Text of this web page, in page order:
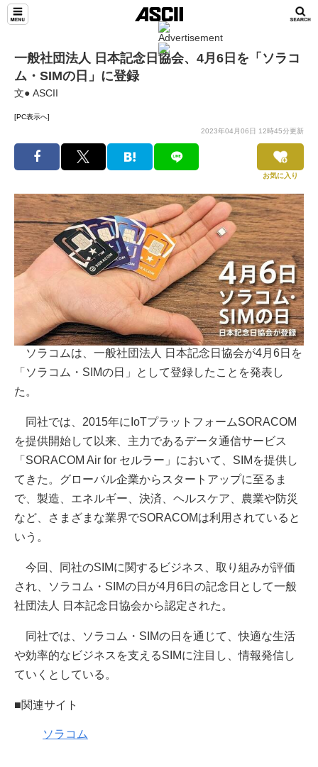
一般社団法人 日本記念日協会、4月6日を「ソラコ
ム・SIMの日」に登録
文● ASCII
[PC表示へ]
2023年04月06日 12時45分更新
お気に入り
ソラコムは、一般社団法人 日本記念日協会が4月6日を
「ソラコム・SIMの日」として登録したことを発表し
た。
同社では、2015年にIoTプラットフォームSORACOM
を提供開始して以来、主力であるデータ通信サービス
「SORACOM Air for セルラー」において、SIMを提供し
てきた。グローバル企業からスタートアップに至るま
で、製造、エネルギー、決済、ヘルスケア、農業や防災
など、さまざまな業界でSORACOMは利用されていると
いう。
今回、同社のSIMに関するビジネス、取り組みが評価
され、ソラコム・SIMの日が4月6日の記念日として一般
社団法人 日本記念日協会から認定された。
同社では、ソラコム・SIMの日を通じて、快適な生活
や効率的なビジネスを支えるSIMに注目し、情報発信し
ていくとしている。
■関連サイト
ソラコム